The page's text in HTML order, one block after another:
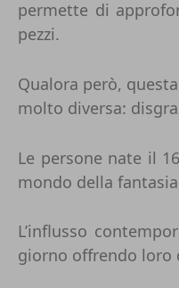
permette di
pezzi.
Qualora però,
molto diversa:
Le persone nate il
mondo della
L’influsso
giorno offrendo loro